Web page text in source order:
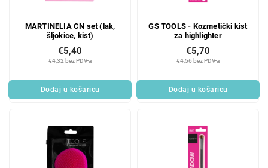
MARTINELIA CN set (lak,
šljokice, kist)
€4,32 bez PDV-a
€5,40
Dodaj u košaricu
GS TOOLS - Kozmetički kist
za highlighter
€4,56 bez PDV-a
€5,70
Dodaj u košaricu